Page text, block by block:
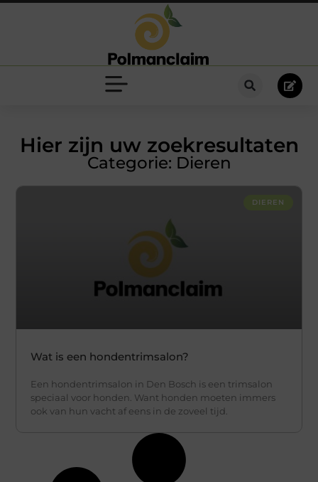
Hier zijn uw zoekresultaten
Categorie: Dieren
DIEREN
Wat is een hondentrimsalon?
Een hondentrimsalon in Den Bosch is een trimsalon
speciaal voor honden. Want honden moeten immers
ook van hun vacht af eens in de zoveel tijd.